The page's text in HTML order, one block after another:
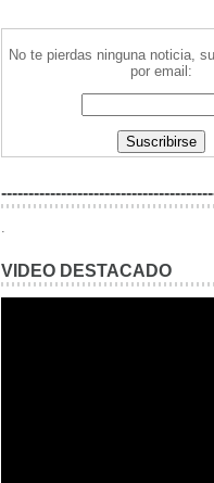
No te pierdas ninguna noticia,
por email:
VIDEO DESTACADO